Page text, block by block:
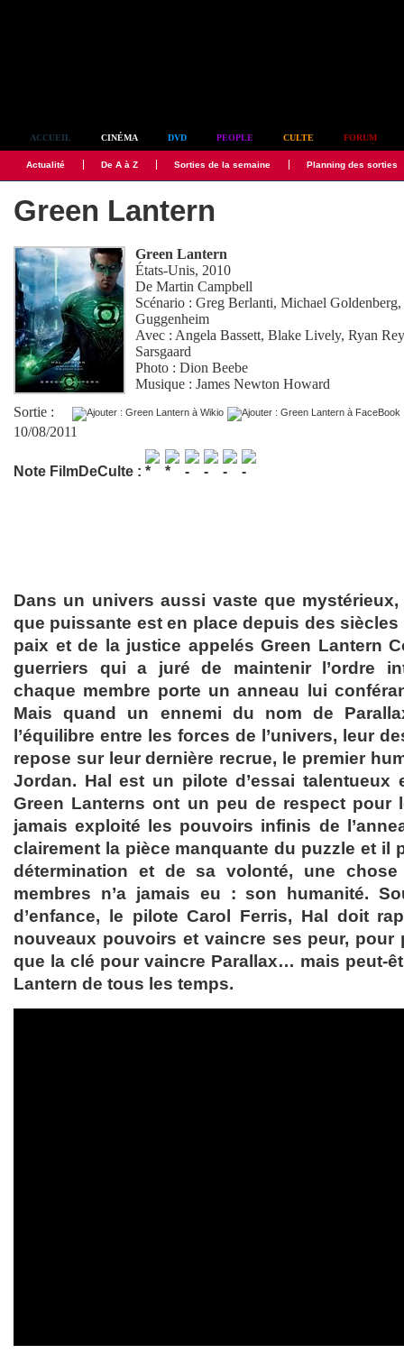
ACCUEIL CINÉMA DVD PEOPLE CULTE FORUM
Actualité De A à Z Sorties de la semaine Planning des sorties
Green Lantern
Green Lantern
États-Unis, 2010
DeMartin Campbell
Scénario :Greg Berlanti,Michael Goldenberg
Guggenheim
Avec : Angela Bassett,Blake Lively,Ryan
Sarsgaard
Photo :Dion Beebe
Musique :James Newton Howard
Sortie :
10/08/2011
Note FilmDeCulte :
Dans un univers aussi vaste que
que puissante est en place depuis des
paix et de la justice appelés Green Lantern
guerriers qui a juré de maintenir l’ordre
chaque membre porte un anneau lui
Mais quand un ennemi du nom de
l’équilibre entre les forces de l’univers, leur
repose sur leur dernière recrue, le premier
Jordan. Hal est un pilote d’essai talentueux
Green Lanterns ont un peu de respect pour
jamais exploité les pouvoirs infinis de
clairement la pièce manquante du puzzle et il
détermination et de sa volonté, une chose
membres n’a jamais eu : son humanité.
d’enfance, le pilote Carol Ferris, Hal doit
nouveaux pouvoirs et vaincre ses peur, pour
que la clé pour vaincre Parallax… mais peut-
Lantern de tous les temps.